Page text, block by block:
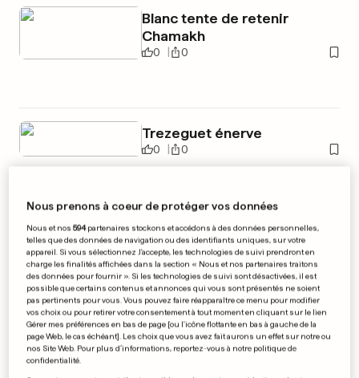
Blanc tente de retenir
Chamakh
0 0
Trezeguet énerve
0 0
PUBLICITÉ
Nous prenons à coeur de protéger vos données
Nous et nos594partenaires stockons et accédons à des données personnelles,
telles que des données de navigation ou des identifiants uniques, sur votre
appareil. Si vous sélectionnez J'accepte, les technologies de suivi prendront en
charge les finalités affichées dans la section « Nous et nos partenaires traitons
des données pour fournir ». Si les technologies de suivi sont désactivées, il est
possible que certains contenus et annonces qui vous sont présentés ne soient
pas pertinents pour vous. Vous pouvez faire réapparaître ce menu pour modifier
vos choix ou pour retirer votre consentement à tout moment en cliquant sur le lien
Gérer mes préférences en bas de page [ou l'icône flottante en bas à gauche de la
page Web, le cas échéant]. Les choix que vous avez fait aurons un effet sur notre ou
nos Site Web. Pour plus d’informations, reportez-vous à notre politique de
confidentialité.